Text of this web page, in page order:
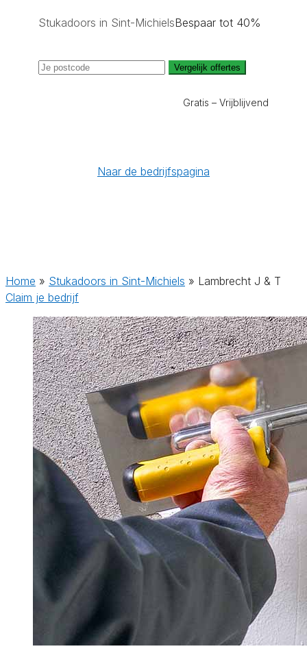
Stukadoors in Sint-MichielsBespaar tot 40%
Vergelijk offertes
Gratis – Vrijblijvend
Naar de bedrijfspagina
Home » Stukadoors in Sint-Michiels » Lambrecht J & T
Claim je bedrijf